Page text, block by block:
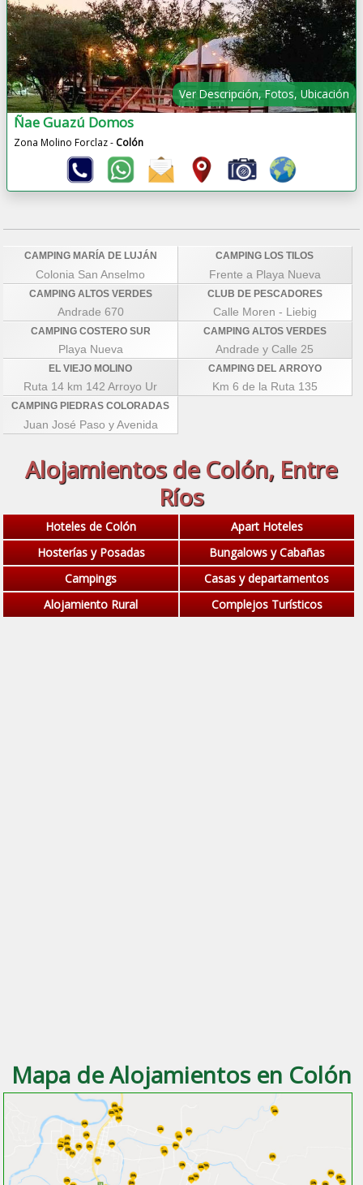
Ver Descripción, Fotos, Ubicación
Ñae Guazú Domos
Zona Molino Forclaz - Colón
CAMPING MARÍA DE LUJÁN
Colonia San Anselmo
CAMPING LOS TILOS
Frente a Playa Nueva
CAMPING ALTOS VERDES
Andrade 670
CLUB DE PESCADORES
Calle Moren - Liebig
CAMPING COSTERO SUR
Playa Nueva
CAMPING ALTOS VERDES
Andrade y Calle 25
EL VIEJO MOLINO
Ruta 14 km 142 Arroyo Ur
CAMPING DEL ARROYO
Km 6 de la Ruta 135
CAMPING PIEDRAS COLORADAS
Juan José Paso y Avenida
Alojamientos de Colón, Entre
Ríos
Hoteles de Colón
Apart Hoteles
Hosterías y Posadas
Bungalows y Cabañas
Campings
Casas y departamentos
Alojamiento Rural
Complejos Turísticos
Mapa de Alojamientos en Colón